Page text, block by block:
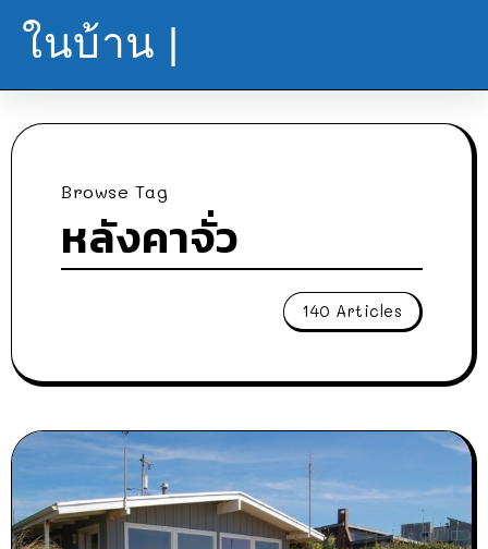
ในบ้าน |
Browse Tag
หลังคาจั่ว
140 Articles